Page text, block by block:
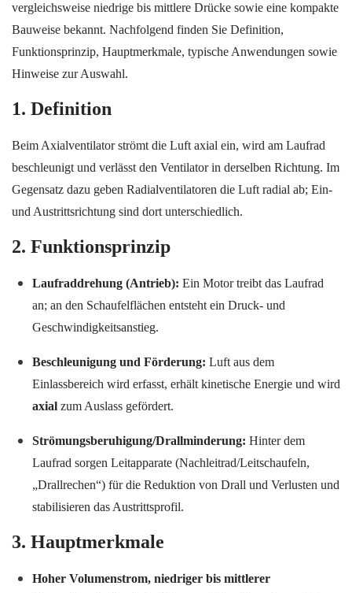
vergleichsweise niedrige bis mittlere Drücke sowie eine kompakte
Bauweise bekannt. Nachfolgend finden Sie Definition,
Funktionsprinzip, Hauptmerkmale, typische Anwendungen sowie
Hinweise zur Auswahl.
1. Definition
Beim Axialventilator strömt die Luft axial ein, wird am Laufrad
beschleunigt und verlässt den Ventilator in derselben Richtung. Im
Gegensatz dazu geben Radialventilatoren die Luft radial ab; Ein-
und Austrittsrichtung sind dort unterschiedlich.
2. Funktionsprinzip
Laufraddrehung (Antrieb): Ein Motor treibt das Laufrad
an; an den Schaufelflächen entsteht ein Druck- und
Geschwindigkeitsanstieg.
Beschleunigung und Förderung: Luft aus dem
Einlassbereich wird erfasst, erhält kinetische Energie und wird
axialzum Auslass gefördert.
Strömungsberuhigung/Drallminderung: Hinter dem
Laufrad sorgen Leitapparate (Nachleitrad/Leitschaufeln,
„Drallrechen“) für die Reduktion von Drall und Verlusten und
stabilisieren das Austrittsprofil.
3. Hauptmerkmale
Hoher Volumenstrom, niedriger bis mittlerer